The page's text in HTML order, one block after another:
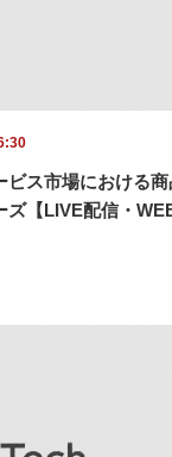
ビス市場における商
ズ【LIVE配信・